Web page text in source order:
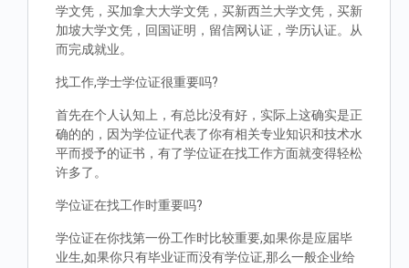
学文凭，买加拿大大学文凭，买新西兰大学文凭，买新
加坡大学文凭，回国证明，留信网认证，学历认证。从
而完成就业。
找工作,学士学位证很重要吗?
首先在个人认知上，有总比没有好，实际上这确实是正
确的的，因为学位证代表了你有相关专业知识和技术水
平而授予的证书，有了学位证在找工作方面就变得轻松
许多了。
学位证在找工作时重要吗?
学位证在你找第一份工作时比较重要,如果你是应届毕
业生,如果你只有毕业证而没有学位证,那么一般企业给